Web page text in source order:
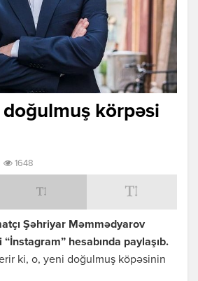
doğulmuş körpəsi
1648
Şəhriyar Məmmədyarov
hesabında paylaşıb.
ki, o, yeni doğulmuş köpəsinin